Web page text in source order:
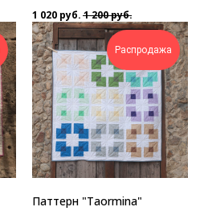
1 020 руб. 1 200руб.
Распродажа
Паттерн "Taormina"